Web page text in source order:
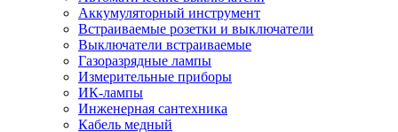
Аккумуляторный инструмент
Встраиваемые розетки и выключатели
Выключатели встраиваемые
Газоразрядные лампы
Измерительные приборы
ИК-лампы
Инженерная сантехника
Кабель медный